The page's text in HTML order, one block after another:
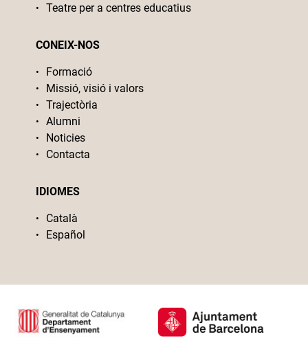
Teatre per a centres educatius
CONEIX-NOS
Formació
Missió, visió i valors
Trajectòria
Alumni
Noticies
Contacta
IDIOMES
Català
Español